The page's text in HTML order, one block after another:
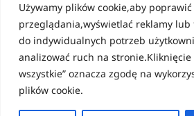
Używamy plików cookie,aby poprawić
przeglądania,wyświetlać reklamy lub
do indywidualnych potrzeb
analizować ruch na stronie.Kliknięcie
wszystkie” oznacza zgodę na
plików cookie.
Strefa pomysłów
Jak tanio i sprytnie
szafę?
Andrzej